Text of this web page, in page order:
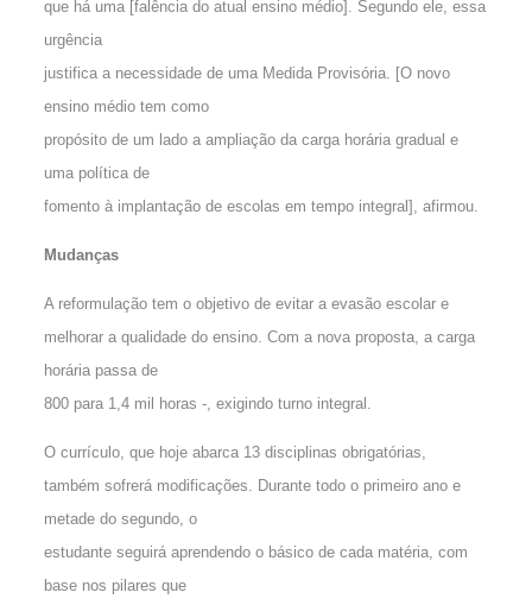
que há uma [falência do atual ensino médio]. Segundo ele, essa
urgência
justifica a necessidade de uma Medida Provisória. [O novo
ensino médio tem como
propósito de um lado a ampliação da carga horária gradual e
uma política de
fomento à implantação de escolas em tempo integral], afirmou.
Mudanças
A reformulação tem o objetivo de evitar a evasão escolar e
melhorar a qualidade do ensino. Com a nova proposta, a carga
horária passa de
800 para 1,4 mil horas -, exigindo turno integral.
O currículo, que hoje abarca 13 disciplinas obrigatórias,
também sofrerá modificações. Durante todo o primeiro ano e
metade do segundo, o
estudante seguirá aprendendo o básico de cada matéria, com
base nos pilares que